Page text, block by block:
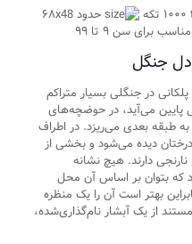
حدود ۶۸x48
مناسب برای سن ۹ تا ۹۹
جنگل
در جنگلی بسیار متراکم
می‌آید، در حوضچه‌های
طبقه بعدی می‌ریزد. در اطراف
دیده می‌شود و بخشی از
دارند. هیچ نشانه
که بتوان بر اساس آن محل
بهتر است آن را یک منظره
از یک آبشار نام‌گذاری‌شده،